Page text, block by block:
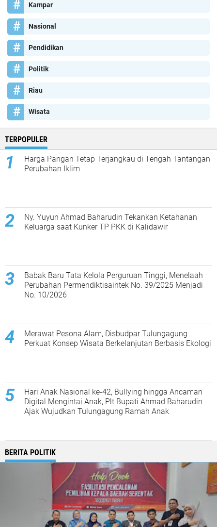
Kampar
Nasional
Pendidikan
Politik
Riau
Wisata
TERPOPULER
Harga Pangan Tetap Terjangkau di Tengah Tantangan
Perubahan Iklim
Ny. Yuyun Ahmad Baharudin Tekankan Ketahanan
Keluarga saat Kunker TP PKK di Kalidawir
Babak Baru Tata Kelola Perguruan Tinggi, Menelaah
Perubahan Permendiktisaintek No. 39/2025 Menjadi
No. 10/2026
Merawat Pesona Alam, Disbudpar Tulungagung
Perkuat Konsep Wisata Berkelanjutan Berbasis Ekologi
Hari Anak Nasional ke-42, Bullying hingga Ancaman
Digital Mengintai Anak, Plt Bupati Ahmad Baharudin
Ajak Wujudkan Tulungagung Ramah Anak
BERITA POLITIK